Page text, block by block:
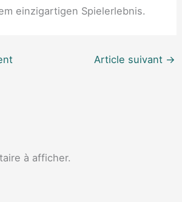
einzigartigen Spielerlebnis.
Article suivant →
à afficher.